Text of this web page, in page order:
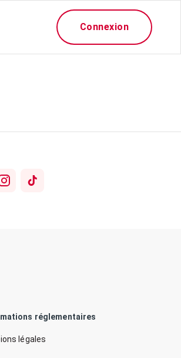
Connexion
réglementaires
légales